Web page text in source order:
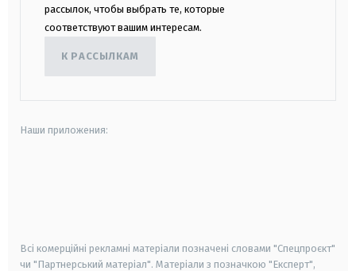
рассылок, чтобы выбрать те, которые
соответствуют вашим интересам.
К РАССЫЛКАМ
Наши приложения:
Всі комерційні рекламні матеріали позначені словами "Спецпроєкт"
чи "Партнерський матеріал". Матеріали з позначкою "Експерт",